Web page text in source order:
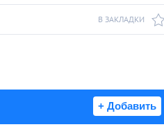
В ЗАКЛАДКИ
+ Добавить